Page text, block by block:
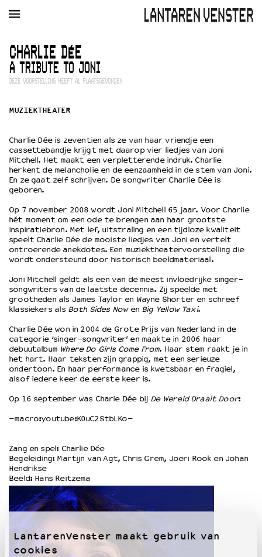
LantarenVenster maakt gebruik van
cookies
AGENDA FILM MUZIEK
Winkelmandje
Zoek
Kaartverkoop
EDUCATIE
Schoolvoorstellingen
Filmprogramma’s Primair Onderwijs
Filmprogramma’s VO/MBO
Speciale educatieprogramma’s
OVER LANTARENVENSTER
Wat we doen
Wie is wie
Word vriend
Historie
Partners
Privacyverklaring
Integriteits- en gedragscode
Culturele boycot Israël
Ruimte voor artistieke vrijheid – VNPF
CHARLIE DÉE
A TRIBUTE TO JONI
DEZE VOORSTELLING HEEFT AL PLAATSGEVONDEN
MUZIEKTHEATER
Charlie Dée is zeventien als ze van haar vriendje een
cassettebandje krijgt met daarop vier liedjes van Joni
Mitchell. Het maakt een verpletterende indruk. Charlie
herkent de melancholie en de eenzaamheid in de stem van Joni.
En ze gaat zelf schrijven. De songwriter Charlie Dée is
geboren.
Op 7 november 2008 wordt Joni Mitchell 65 jaar. Voor Charlie
hét moment om een ode te brengen aan haar grootste
inspiratiebron. Met lef, uitstraling en een tijdloze kwaliteit
speelt Charlie Dée de mooiste liedjes van Joni en vertelt
ontroerende anekdotes. Een muziektheatervoorstelling die
wordt ondersteund door historisch beeldmateriaal.
Joni Mitchell geldt als een van de meest invloedrijke singer-
songwriters van de laatste decennia. Zij speelde met
grootheden als James Taylor en Wayne Shorter en schreef
klassiekers als Both Sides Nowen Big Yellow Taxi.
Charlie Dée won in 2004 de Grote Prijs van Nederland in de
categorie ‘singer-songwriter’ en maakte in 2006 haar
debuutalbum Where Do Girls Come From. Haar stem raakt je in
het hart. Haar teksten zijn grappig, met een serieuze
ondertoon. En haar performance is kwetsbaar en fragiel,
alsof iedere keer de eerste keer is.
Op 16 september was Charie Dée bij De Wereld Draait Door:
–macro:youtube:K0uC2StbLKo–
Zang en spel: Charlie Dée
Begeleiding: Martijn van Agt, Chris Grem, Joeri Rook en Johan
Hendrikse
Beeld: Hans Reitzema